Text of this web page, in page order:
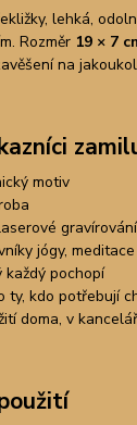
lehká,
Rozměr 19 × 7
na
motiv
gravírování
jógy,
pochopí
ty, kdo potřebují
doma, v